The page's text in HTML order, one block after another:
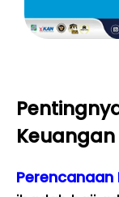
Perencanaan